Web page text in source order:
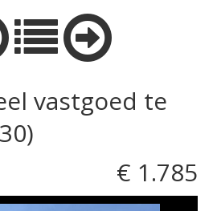
vastgoed te
€ 1.785